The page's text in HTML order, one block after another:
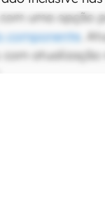
uma opção
componente.
com